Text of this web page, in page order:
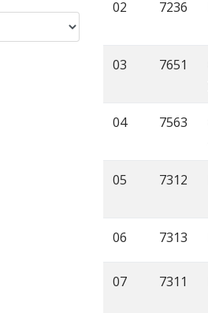
02 7236
03 7651
04 7563
05 7312
06 7313
07 7311